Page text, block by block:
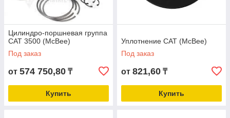
Цилиндро-поршневая группа
CAT 3500 (McBee)
Под заказ
от 574 750,80 ₸
Купить
Уплотнение CAT (McBee)
Под заказ
от 821,60 ₸
Купить